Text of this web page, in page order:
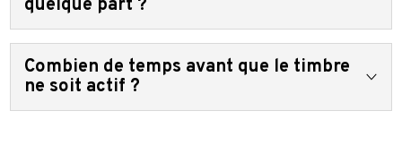
d’enregistrement, une fois que la vignette a commencé à être
valable. Ainsi, en cas d’erreur, vous devez acheter une
important de noter que la vignette originale, même si elle n’a
pas été utilisée, ne sera pas retournée et aucun
quelque part ?
Vous n’êtes pas obligé de le faire. La vignette numérique est
liée à votre plaque d’immatriculation. Les barrières de péage
ou les patrouilles de police vérifieront automatiquement la
numéro.
Combien de temps avant que le timbre
ne soit actif ?